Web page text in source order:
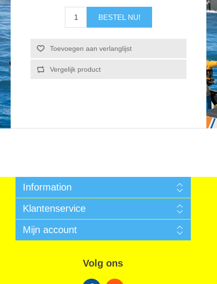
BESTEL NU!
Toevoegen aan verlanglijst
Vergelijk product
Information
Algemene voorwaarden
Sitemap
Betalen
Garantie
Verzendkosten
Algemene voorwaarden
Klantenservice
Nieuws
Mijn account
Volg ons